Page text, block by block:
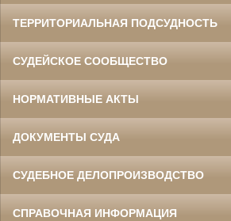
ТЕРРИТОРИАЛЬНАЯ ПОДСУДНОСТЬ
СУДЕЙСКОЕ СООБЩЕСТВО
НОРМАТИВНЫЕ АКТЫ
ДОКУМЕНТЫ СУДА
СУДЕБНОЕ ДЕЛОПРОИЗВОДСТВО
СПРАВОЧНАЯ ИНФОРМАЦИЯ